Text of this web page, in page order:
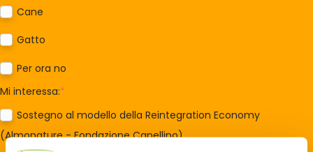
Cane
Gatto
Per ora no
Mi interessa:*
Sostegno al modello della Reintegration Economy
(Almonature - Fondazione Capellino)